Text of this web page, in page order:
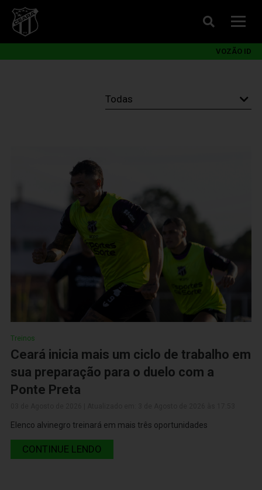
VOZÃO ID
Treinos
Ceará inicia mais um ciclo de trabalho em
sua preparação para o duelo com a
Ponte Preta
Elenco alvinegro treinará em mais três oportunidades
CONTINUE LENDO